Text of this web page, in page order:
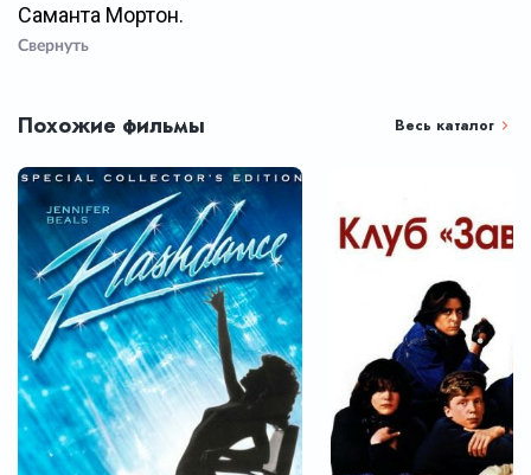
Саманта Мортон.
Свернуть
Похожие фильмы Весь каталог